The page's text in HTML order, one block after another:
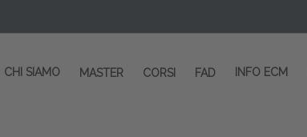
CHI SIAMO MASTER CORSI FAD INFO ECM